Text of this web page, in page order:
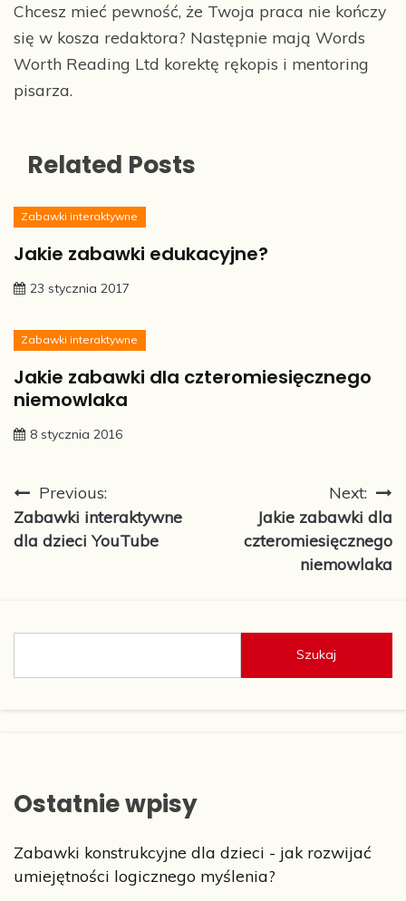
Chcesz mieć pewność, że Twoja praca nie kończy
się w kosza redaktora? Następnie mają Words
Worth Reading Ltd korektę rękopis i mentoring
pisarza.
Related Posts
Zabawki interaktywne
Jakie zabawki edukacyjne?
23 stycznia 2017
Zabawki interaktywne
Jakie zabawki dla czteromiesięcznego
niemowlaka
8 stycznia 2016
Nawigacja
wpisu
Previous:
Zabawki interaktywne
dla dzieci YouTube
Next:
Jakie zabawki dla
czteromiesięcznego
niemowlaka
Szukaj
Ostatnie wpisy
Zabawki konstrukcyjne dla dzieci - jak rozwijać
umiejętności logicznego myślenia?